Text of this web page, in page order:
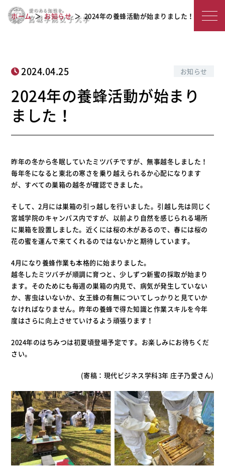
宮
女
大
2024年の養蜂活動が始まりました！
ホーム お知らせ 2024年の養蜂活動が始まりました！
2024.04.25 お知らせ
2024年の養蜂活動が始まり
ました！
昨年の冬から冬眠していたミツバチですが、無事越冬しました！
毎年冬になると東北の寒さを乗り越えられるか心配になります
が、すべての巣箱の越冬が確認できました。
そして、2月には巣箱の引っ越しを行いました。引越し先は同じく
宮城学院のキャンパス内ですが、以前より自然を感じられる場所
に巣箱を設置しました。近くには桜の木があるので、春には桜の
花の蜜を運んで来てくれるのではないかと期待しています。
4月になり養蜂作業も本格的に始まりました。
越冬したミツバチが順調に育つと、少しずつ新蜜の採取が始まり
ます。そのためにも毎週の巣箱の内見で、病気が発生していない
か、害虫はいないか、女王蜂の有無についてしっかりと見ていか
なければなりません。昨年の養蜂で得た知識と作業スキルを今年
度はさらに向上させていけるよう頑張ります！
2024年のはちみつは初夏頃登場予定です。お楽しみにお待ちくだ
さい。
(寄稿：現代ビジネス学科3年 庄子乃愛さん)